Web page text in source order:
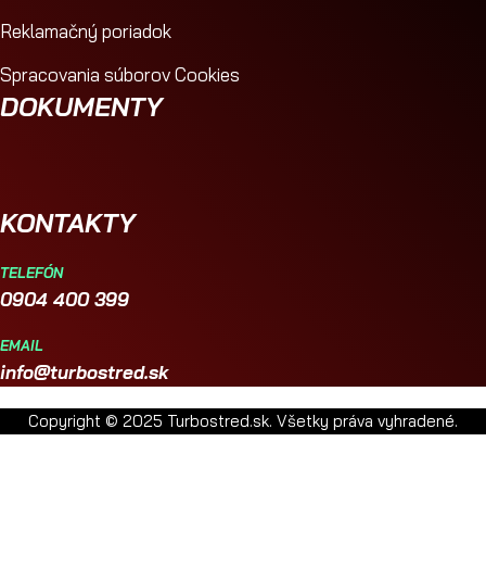
Reklamačný poriadok
Spracovania súborov Cookies
DOKUMENTY
KONTAKTY
TELEFÓN
0904 400 399
EMAIL
info@turbostred.sk
Copyright © 2025 Turbostred.sk. Všetky práva vyhradené.